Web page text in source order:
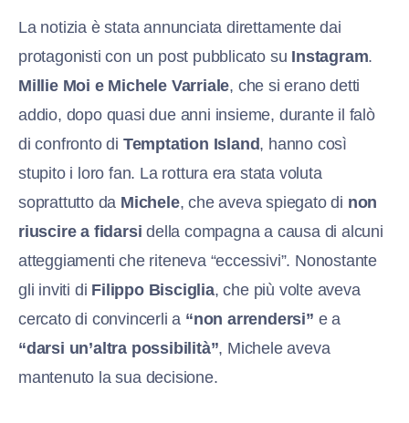
La notizia è stata annunciata direttamente dai
protagonisti con un post pubblicato su Instagram.
Millie Moi e Michele Varriale, che si erano detti
addio, dopo quasi due anni insieme, durante il falò
di confronto di Temptation Island, hanno così
stupito i loro fan. La rottura era stata voluta
soprattutto da Michele, che aveva spiegato di non
riuscire a fidarsi della compagna a causa di alcuni
atteggiamenti che riteneva “eccessivi”. Nonostante
gli inviti di Filippo Bisciglia, che più volte aveva
cercato di convincerli a “non arrendersi” e a
“darsi un’altra possibilità”, Michele aveva
mantenuto la sua decisione.